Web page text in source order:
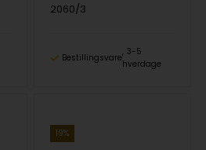
2060/3
Bestillingsvare
3-5
hverdage
19%